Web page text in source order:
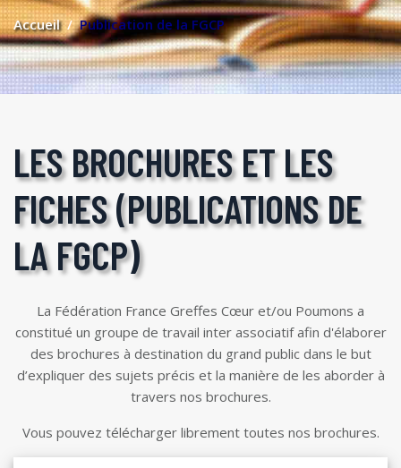
Accueil Publication de la FGCP
LES BROCHURES ET LES
FICHES (PUBLICATIONS DE
LA FGCP)
La Fédération France Greffes Cœur et/ou Poumons a
constitué un groupe de travail inter associatif afin d'élaborer
des brochures à destination du grand public dans le but
d’expliquer des sujets précis et la manière de les aborder à
travers nos brochures.
Vous pouvez télécharger librement toutes nos brochures.